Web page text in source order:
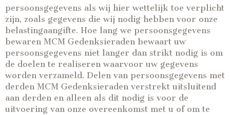
persoonsgegevens als wij hier wettelijk toe verplicht
zijn, zoals gegevens die wij nodig hebben voor onze
belastingaangifte. Hoe lang we persoonsgegevens
bewaren MCM Gedenksieraden bewaart uw
persoonsgegevens niet langer dan strikt nodig is om
de doelen te realiseren waarvoor uw gegevens
worden verzameld. Delen van persoonsgegevens met
derden MCM Gedenksieraden verstrekt uitsluitend
aan derden en alleen als dit nodig is voor de
uitvoering van onze overeenkomst met u of om te